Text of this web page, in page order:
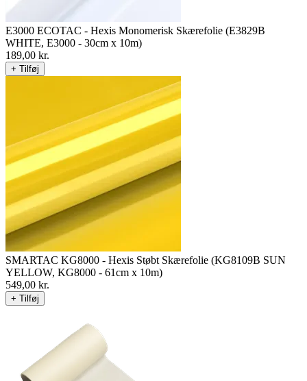
E3000 ECOTAC - Hexis Monomerisk Skærefolie (E3829B
WHITE, E3000 - 30cm x 10m)
189,00 kr.
+ Tilføj
SMARTAC KG8000 - Hexis Støbt Skærefolie (KG8109B SUN
YELLOW, KG8000 - 61cm x 10m)
549,00 kr.
+ Tilføj